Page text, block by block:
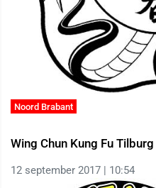
Noord Brabant
Wing Chun Kung Fu Tilburg
12 september 2017 | 10:54